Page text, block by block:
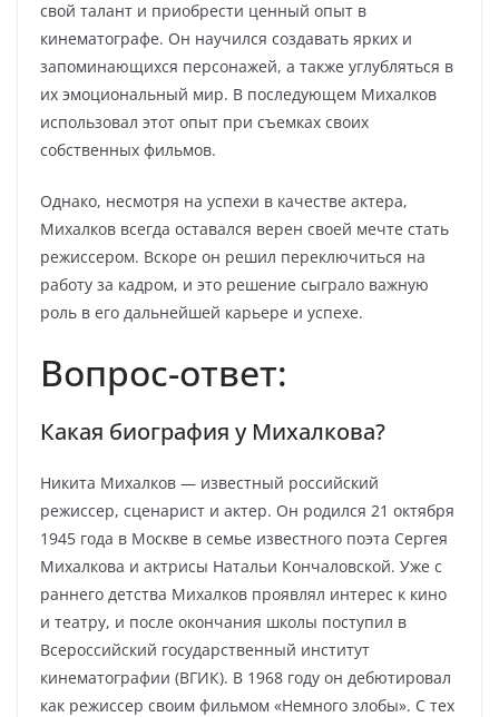
свой талант и приобрести ценный опыт в
кинематографе. Он научился создавать ярких и
запоминающихся персонажей, а также углубляться в
их эмоциональный мир. В последующем Михалков
использовал этот опыт при съемках своих
собственных фильмов.
Однако, несмотря на успехи в качестве актера,
Михалков всегда оставался верен своей мечте стать
режиссером. Вскоре он решил переключиться на
работу за кадром, и это решение сыграло важную
роль в его дальнейшей карьере и успехе.
Вопрос-ответ:
Какая биография у Михалкова?
Никита Михалков — известный российский
режиссер, сценарист и актер. Он родился 21 октября
1945 года в Москве в семье известного поэта Сергея
Михалкова и актрисы Натальи Кончаловской. Уже с
раннего детства Михалков проявлял интерес к кино
и театру, и после окончания школы поступил в
Всероссийский государственный институт
кинематографии (ВГИК). В 1968 году он дебютировал
как режиссер своим фильмом «Немного злобы». С тех